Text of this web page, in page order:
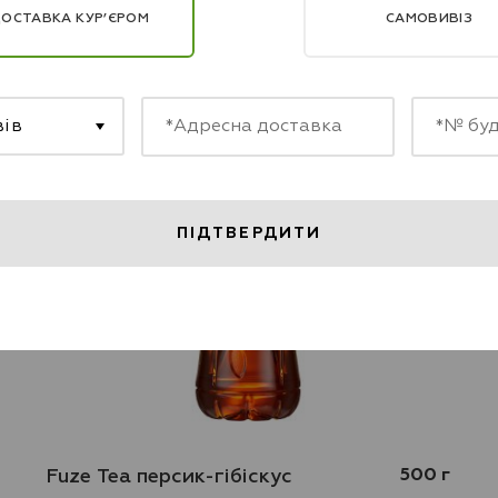
Fuze Tea персик-гібіскус 500 г
КУР’ЄРОМ САМОВИВІЗ
ПІДТВЕРДИТИ